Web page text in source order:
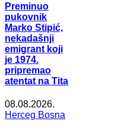
Preminuo
pukovnik
Marko Stipić,
nekadašnji
emigrant koji
je 1974.
pripremao
atentat na Tita
08.08.2026.
Herceg Bosna